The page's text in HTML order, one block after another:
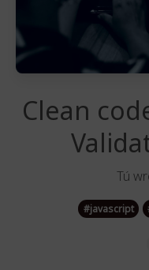
Clean
Tú
#javascript